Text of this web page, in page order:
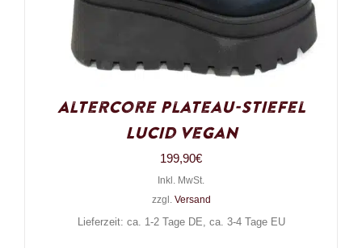
Altercore Plateau-Stiefel
Lucid Vegan
199,90€
Inkl. MwSt.
zzgl. Versand
Lieferzeit: ca. 1-2 Tage DE, ca. 3-4 Tage EU